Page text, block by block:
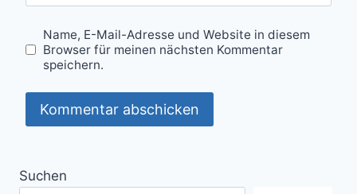
Name, E-Mail-Adresse und Website in diesem
Browser für meinen nächsten Kommentar
speichern.
Suchen